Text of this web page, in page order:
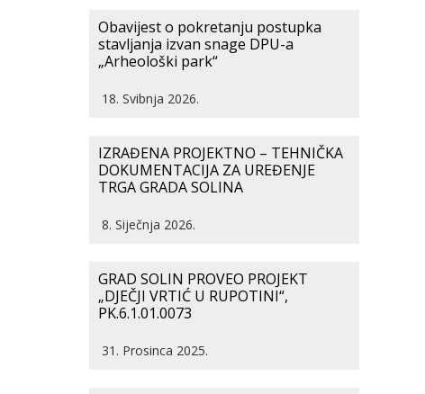
Obavijest o pokretanju postupka
stavljanja izvan snage DPU-a
„Arheološki park“
18. Svibnja 2026.
IZRAĐENA PROJEKTNO – TEHNIČKA
DOKUMENTACIJA ZA UREĐENJE
TRGA GRADA SOLINA
8. Siječnja 2026.
GRAD SOLIN PROVEO PROJEKT
„DJEČJI VRTIĆ U RUPOTINI“,
PK.6.1.01.0073
31. Prosinca 2025.